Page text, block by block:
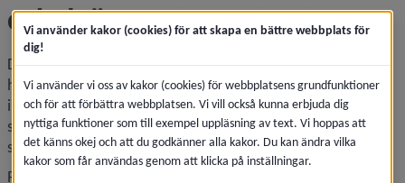
cykelvägar
Det är ur kostnadssynpunkt inte rimligt att kommunen ska
ha resurser att omedelbart snöröja de kommunala gatorna
i hela tätorten samtidigt. Därför finns ett prioriterat vägnät
som till exempel omfattar buss- och huvudgator, centrum
samt de östra och västra stadsdelarna.
På samma sätt prioriteras de kommunala gång- och
Vi använder kakor (cookies) för att skapa en bättre webbplats för
dig!
Vi använder vi oss av kakor (cookies) för webbplatsens grundfunktioner
och för att förbättra webbplatsen. Vi vill också kunna erbjuda dig
nyttiga funktioner som till exempel uppläsning av text. Vi hoppas att
det känns okej och att du godkänner alla kakor. Du kan ändra vilka
kakor som får användas genom att klicka på inställningar.